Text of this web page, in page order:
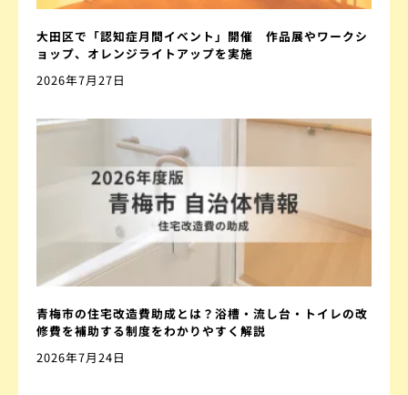
大田区で「認知症月間イベント」開催 作品展やワークシ
ョップ、オレンジライトアップを実施
2026年7月27日
青梅市の住宅改造費助成とは？浴槽・流し台・トイレの改
修費を補助する制度をわかりやすく解説
2026年7月24日